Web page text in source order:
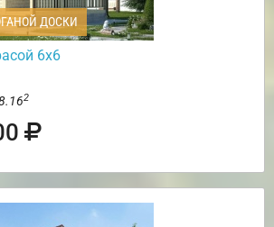
ДОСКИ
6х6
2